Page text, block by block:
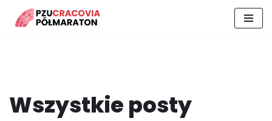
Wszystkie posty